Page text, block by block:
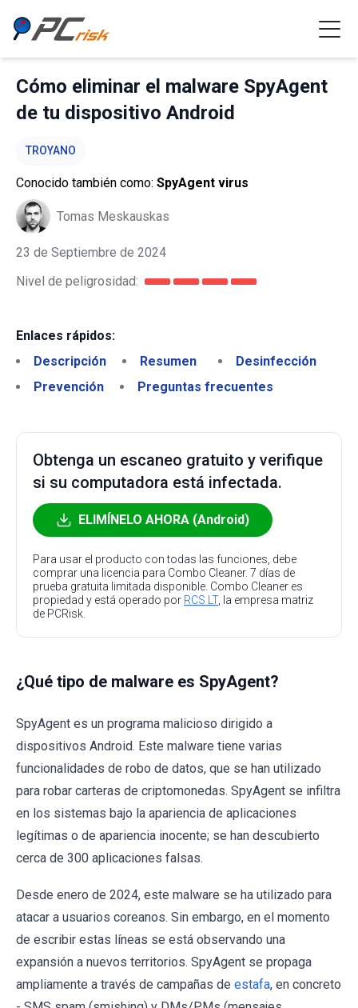
Cómo eliminar el malware SpyAgent
de tu dispositivo Android
TROYANO
Conocido también como: SpyAgent virus
Tomas Meskauskas
23 de Septiembre de 2024
Nivel de peligrosidad:
Enlaces rápidos:
Descripción
Resumen
Desinfección
Prevención
Preguntas frecuentes
Obtenga un escaneo gratuito y verifique
si su computadora está infectada.
ELIMÍNELO AHORA (Android)
Para usar el producto con todas las funciones, debe
comprar una licencia para Combo Cleaner. 7 días de
prueba gratuita limitada disponible. Combo Cleaner es
propiedad y está operado por RCS LT, la empresa matriz
de PCRisk.
¿Qué tipo de malware es SpyAgent?
SpyAgent es un programa malicioso dirigido a
dispositivos Android. Este malware tiene varias
funcionalidades de robo de datos, que se han utilizado
para robar carteras de criptomonedas. SpyAgent se infiltra
en los sistemas bajo la apariencia de aplicaciones
legítimas o de apariencia inocente; se han descubierto
cerca de 300 aplicaciones falsas.
Desde enero de 2024, este malware se ha utilizado para
atacar a usuarios coreanos. Sin embargo, en el momento
de escribir estas líneas se está observando una
expansión a nuevos territorios. SpyAgent se propaga
ampliamente a través de campañas de estafa, en concreto